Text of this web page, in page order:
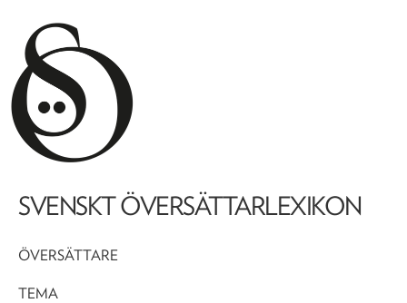
SVENSKT ÖVERSÄTTARLEXIKON
ÖVERSÄTTARE
TEMA